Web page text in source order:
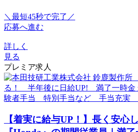
＼最短45秒で完了／
応募へ進む
詳しく
見る
プレミア求人
【着実に給与UP！】長く安心